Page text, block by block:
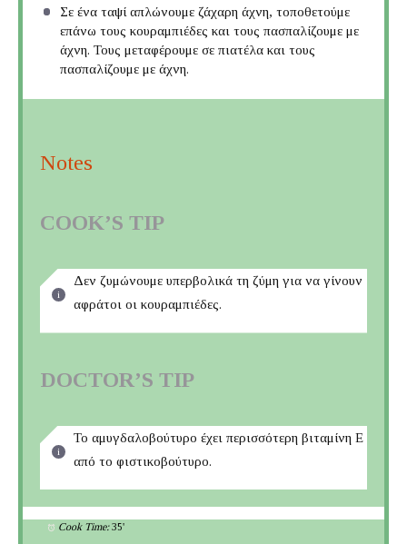
Σε ένα ταψί απλώνουμε ζάχαρη άχνη, τοποθετούμε
επάνω τους κουραμπιέδες και τους πασπαλίζουμε με
άχνη. Τους μεταφέρουμε σε πιατέλα και τους
πασπαλίζουμε με άχνη.
Notes
COOK’S TIP
Δεν ζυμώνουμε υπερβολικά τη ζύμη για να γίνουν
αφράτοι οι κουραμπιέδες.
DOCTOR’S TIP
Το αμυγδαλοβούτυρο έχει περισσότερη βιταμίνη Ε
από το φιστικοβούτυρο.
Cook Time: 35'